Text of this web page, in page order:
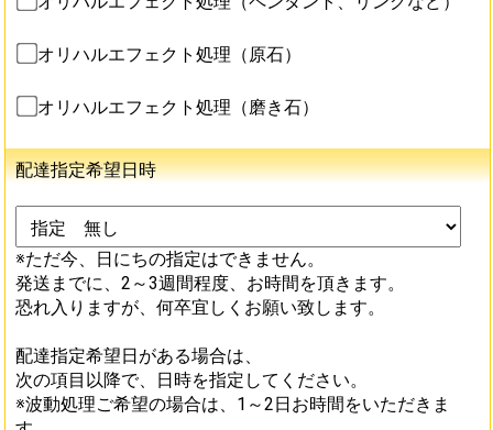
オリハルエフェクト処理（原石）
オリハルエフェクト処理（磨き石）
配達指定希望日時
※ただ今、日にちの指定はできません。
発送までに、2～3週間程度、お時間を頂きます。
恐れ入りますが、何卒宜しくお願い致します。
配達指定希望日がある場合は、
次の項目以降で、日時を指定してください。
※波動処理ご希望の場合は、1～2日お時間をいただきま